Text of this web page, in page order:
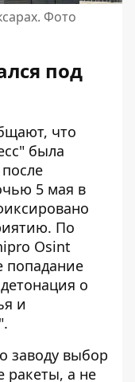
Фото
под
что
была
5 мая в
По
Osint
попадание
о
и
заводу выбор
ракеты, а не